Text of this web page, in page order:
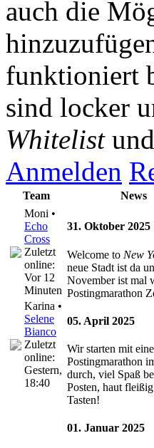
auch die
funktioniert
sind locker
Whitelist
Anmelden
Team
News
Moni •
Echo
Cross
Zuletzt
online:
Vor 12
Minuten
Karina •
Selene
Bianco
Zuletzt
online:
Gestern,
18:40
31. Oktober 2025
Welcome to New
neue Stadt ist da
November ist mal
Postingmarathon
05. April 2025
Wir starten mit
Postingmarathon
durch, viel Spaß
Posten, haut
Tasten!
01. Januar 2025